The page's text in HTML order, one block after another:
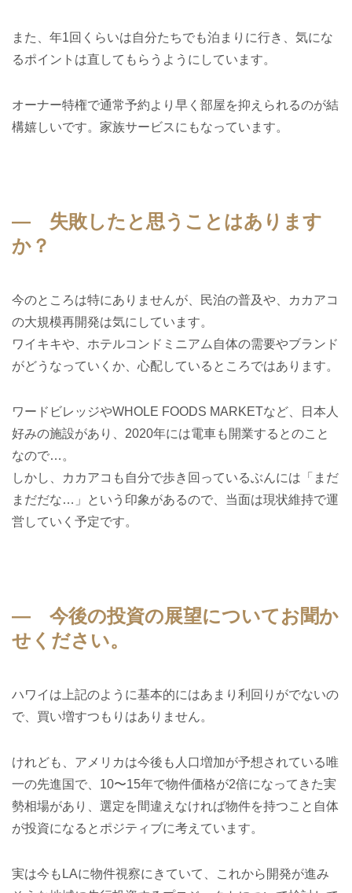
また、年1回くらいは自分たちでも泊まりに行き、気にな
るポイントは直してもらうようにしています。
オーナー特権で通常予約より早く部屋を抑えられるのが結
構嬉しいです。家族サービスにもなっています。
― 失敗したと思うことはあります
か？
今のところは特にありませんが、民泊の普及や、カカアコ
の大規模再開発は気にしています。
ワイキキや、ホテルコンドミニアム自体の需要やブランド
がどうなっていくか、心配しているところではあります。
ワードビレッジやWHOLE FOODS MARKETなど、日本人
好みの施設があり、2020年には電車も開業するとのこと
なので…。
しかし、カカアコも自分で歩き回っているぶんには「まだ
まだだな…」という印象があるので、当面は現状維持で運
営していく予定です。
― 今後の投資の展望についてお聞か
せください。
ハワイは上記のように基本的にはあまり利回りがでないの
で、買い増すつもりはありません。
けれども、アメリカは今後も人口増加が予想されている唯
一の先進国で、10〜15年で物件価格が2倍になってきた実
勢相場があり、選定を間違えなければ物件を持つこと自体
が投資になるとポジティブに考えています。
実は今もLAに物件視察にきていて、これから開発が進み